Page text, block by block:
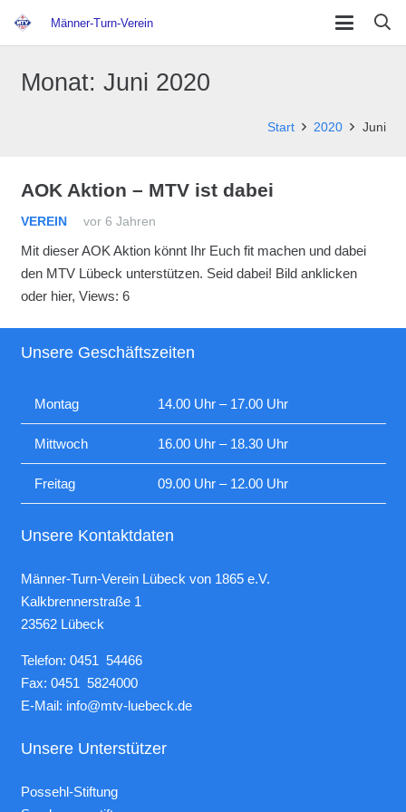
Männer-Turn-Verein
Monat: Juni 2020
Start 2020 Juni
AOK Aktion – MTV ist dabei
VEREIN vor 6 Jahren
Mit dieser AOK Aktion könnt Ihr Euch fit machen und dabei
den MTV Lübeck unterstützen. Seid dabei! Bild anklicken
oder hier, Views: 6
Unsere Geschäftszeiten
Montag 14.00 Uhr – 17.00 Uhr
Mittwoch 16.00 Uhr – 18.30 Uhr
Freitag 09.00 Uhr – 12.00 Uhr
Unsere Kontaktdaten
Männer-Turn-Verein Lübeck von 1865 e.V.
Kalkbrennerstraße 1
23562 Lübeck
Telefon: 0451 54466
Fax: 0451 5824000
E-Mail: info@mtv-luebeck.de
Unsere Unterstützer
Possehl-Stiftung